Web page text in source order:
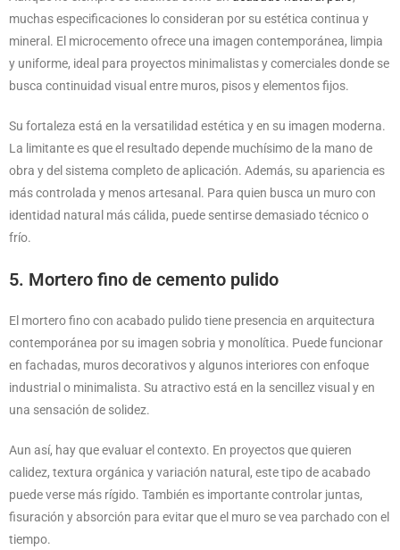
muchas especificaciones lo consideran por su estética continua y
mineral. El microcemento ofrece una imagen contemporánea, limpia
y uniforme, ideal para proyectos minimalistas y comerciales donde se
busca continuidad visual entre muros, pisos y elementos fijos.
Su fortaleza está en la versatilidad estética y en su imagen moderna.
La limitante es que el resultado depende muchísimo de la mano de
obra y del sistema completo de aplicación. Además, su apariencia es
más controlada y menos artesanal. Para quien busca un muro con
identidad natural más cálida, puede sentirse demasiado técnico o
frío.
5. Mortero fino de cemento pulido
El mortero fino con acabado pulido tiene presencia en arquitectura
contemporánea por su imagen sobria y monolítica. Puede funcionar
en fachadas, muros decorativos y algunos interiores con enfoque
industrial o minimalista. Su atractivo está en la sencillez visual y en
una sensación de solidez.
Aun así, hay que evaluar el contexto. En proyectos que quieren
calidez, textura orgánica y variación natural, este tipo de acabado
puede verse más rígido. También es importante controlar juntas,
fisuración y absorción para evitar que el muro se vea parchado con el
tiempo.